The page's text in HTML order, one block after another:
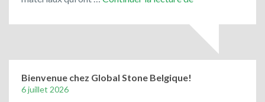
les
pavés
de
Bienvenue chez Global Stone Belgique!
6 juillet 2026